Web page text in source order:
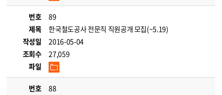
번호
89
제목
한국철도공사 전문직 직원공개 모집(~5.19)
작성일
2016-05-04
조회수
27,059
파일
번호
88